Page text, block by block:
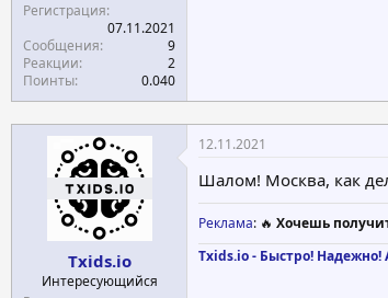
Регистрация
07.11.2021
Сообщения
9
Реакции
2
Поинты
0.040
Txids.io
Интересующийся
12.11.2021
Шалом! Москва, как
Реклама: 🔥 Хочешь
Txids.io - Быстро!